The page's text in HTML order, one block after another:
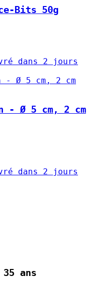
Bits 50g
dans 2 jours
- Ø 5 cm, 2 cm
dans 2 jours
ans